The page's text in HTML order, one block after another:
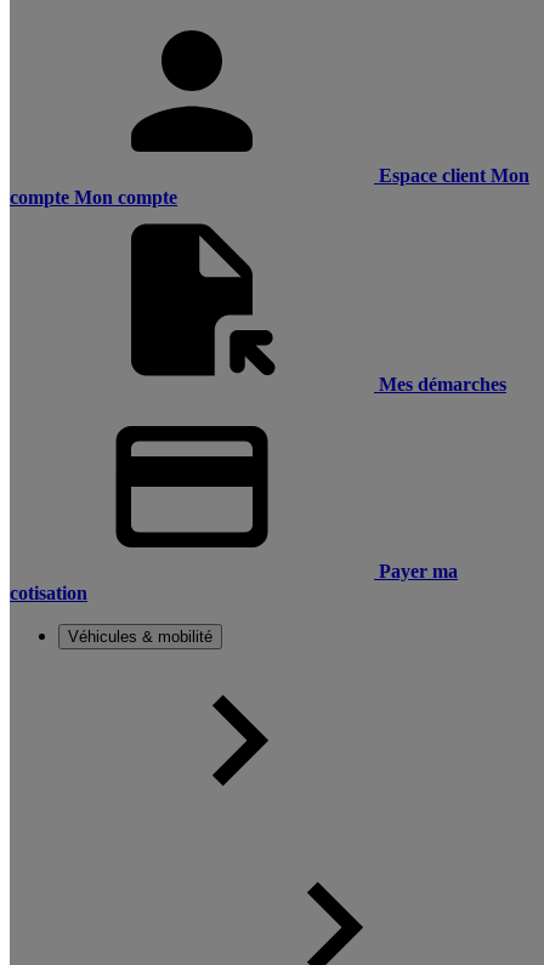
Espace client Mon
compte Mon compte
Mes démarches
Payer ma
cotisation
Véhicules & mobilité